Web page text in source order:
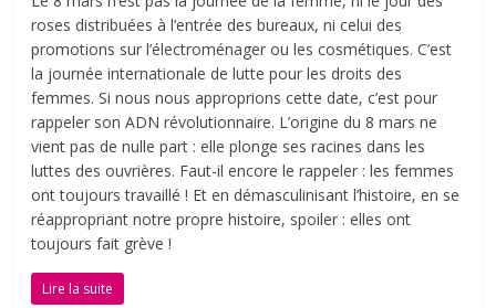
roses distribuées à l’entrée des bureaux, ni celui des
promotions sur l’électroménager ou les cosmétiques. C’est
la journée internationale de lutte pour les droits des
femmes. Si nous nous approprions cette date, c’est pour
rappeler son ADN révolutionnaire. L’origine du 8 mars ne
vient pas de nulle part : elle plonge ses racines dans les
luttes des ouvrières. Faut-il encore le rappeler : les femmes
ont toujours travaillé ! Et en démasculinisant l’histoire, en se
réappropriant notre propre histoire, spoiler : elles ont
toujours fait grève !
Lire la suite